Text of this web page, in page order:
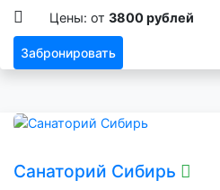
Цены: от 3800 рублей
Забронировать
Санаторий Сибирь